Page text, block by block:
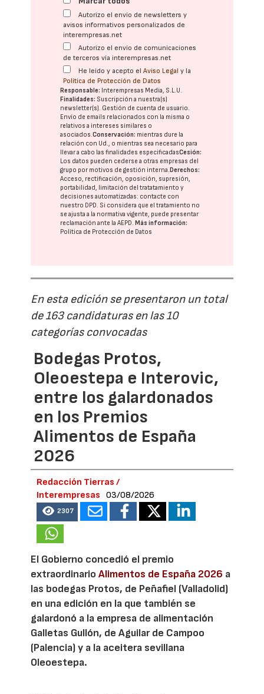
Autorizo el envío de newsletters y
avisos informativos personalizados de
interempresas.net
Autorizo el envío de comunicaciones
de terceros vía interempresas.net
He leído y acepto elAviso Legal y la
Política de Protección de Datos
Responsable: Interempresas Media, S.L.U.
Finalidades: Suscripción a nuestra(s)
newsletter(s). Gestión de cuenta de usuario.
Envío de emails relacionados con la misma o
relativos a intereses similares o
asociados.Conservación: mientras dure la
relación con Ud., o mientras sea necesario para
llevar a cabo las finalidades especificadasCesión:
Los datos pueden cederse a otras empresas del
grupo por motivos de gestión interna.Derechos:
Acceso, rectificación, oposición, supresión,
portabilidad, limitación del tratatamiento y
decisiones automatizadas: contacte con
nuestro DPD. Si considera que el tratamiento no
se ajusta a la normativa vigente, puede presentar
reclamación ante laAEPD.Más información:
Política de Protección de Datos
En esta edición se presentaron un total
de 163 candidaturas en las 10
categorías convocadas
Bodegas Protos,
Oleoestepa e Interovic,
entre los galardonados
en los Premios
Alimentos de España
2026
Redacción Tierras /
Interempresas
03/08/2026
2307
El Gobierno concedió el premio
extraordinarioAlimentos de España 2026 a
las bodegas Protos, de Peñafiel (Valladolid)
en una edición en la que también se
galardonó a la empresa de alimentación
Galletas Gullón, de Aguilar de Campoo
(Palencia) y a la aceitera sevillana
Oleoestepa.